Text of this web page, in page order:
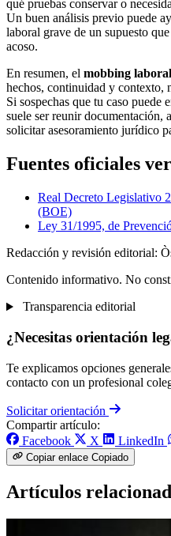
qué pruebas conservar o
Un buen análisis previo puede
laboral grave de un supuesto
acoso.
En resumen, el mobbing laboral
hechos, continuidad y contexto,
Si sospechas que tu caso puede
suele ser reunir documentación,
solicitar asesoramiento jurídico
Fuentes oficiales
Real Decreto Legislativo
(BOE)
Ley 31/1995, de
Redacción y revisión editorial:
Contenido informativo. No
Transparencia editorial
¿Necesitas orientación
Te explicamos opciones
contacto con un profesional
Solicitar orientación
Compartir artículo:
Facebook
X LinkedIn
Copiar enlace Copiado
Artículos